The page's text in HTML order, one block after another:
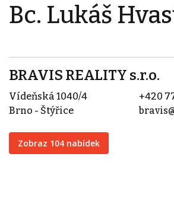
Bc. Lukáš
BRAVIS REALITY s.r.o.
Vídeňská 1040/4
Brno - Štýřice
Zobraz 104 nabídek
+420